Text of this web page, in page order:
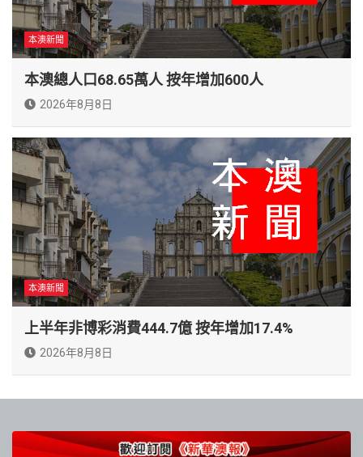
本澳新聞
本澳總人口68.65萬人 按年增加600人
2026年8月8日
本澳新聞
上半年非博彩消費444.7億 按年增加17.4%
2026年8月8日